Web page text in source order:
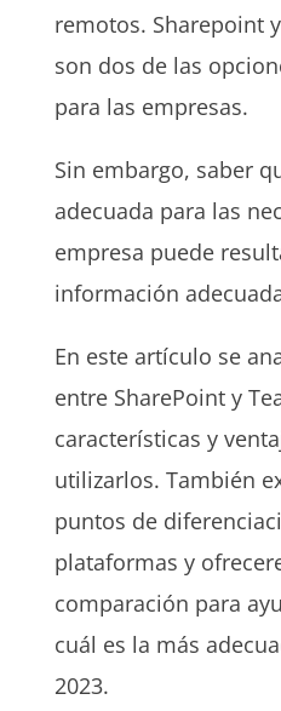
remotos. Sharepoint
son dos de las
para las empresas.
Sin embargo, saber
adecuada para las
empresa puede
información
En este artículo se
entre SharePoint y
características y
utilizarlos. También
puntos de
plataformas y
comparación para
cuál es la más
2023.